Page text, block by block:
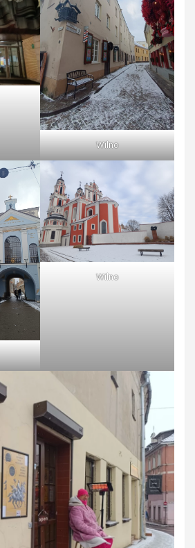
Wilno
Wilno